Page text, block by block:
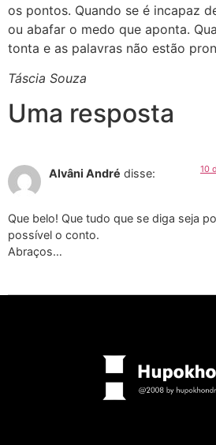
os pontos. Quando se é incapaz
ou abafar o medo que aponta.
tonta e as palavras não estão
Táscia Souza
Uma resposta
Alvâni André disse: 10
Que belo! Que tudo que se diga seja
possível o conto.
Abraços…